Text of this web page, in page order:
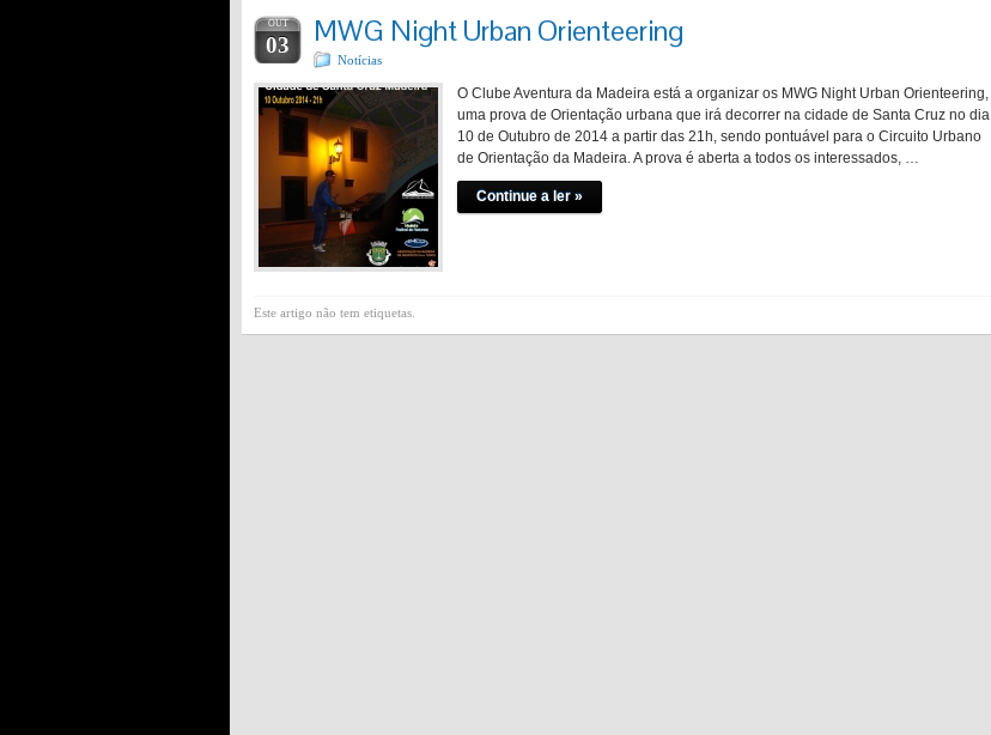
OUT
03 MWG Night Urban Orienteering
Notícias
O Clube Aventura da Madeira está a organizar os MWG Night Urban Orienteering,
uma prova de Orientação urbana que irá decorrer na cidade de Santa Cruz no dia
10 de Outubro de 2014 a partir das 21h, sendo pontuável para o Circuito Urbano
de Orientação da Madeira. A prova é aberta a todos os interessados, …
Continue a ler »
Este artigo não tem etiquetas.